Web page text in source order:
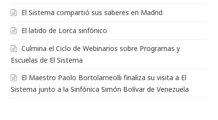
El Sistema compartió sus saberes en Madrid
El latido de Lorca sinfónico
Culmina el Ciclo de Webinarios sobre Programas y
Escuelas de El Sistema
El Maestro Paolo Bortolameolli finaliza su visita a El
Sistema junto a la Sinfónica Simón Bolívar de Venezuela